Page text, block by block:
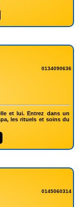
0134090636
et lui. Entrez dans un
les rituels et soins du
0145060314